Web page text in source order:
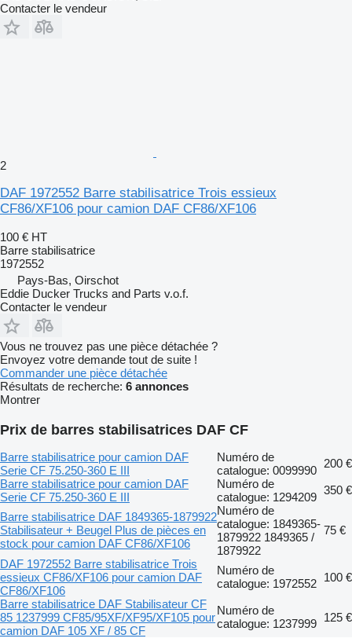
Contacter le vendeur
2
DAF 1972552 Barre stabilisatrice Trois essieux
CF86/XF106 pour camion DAF CF86/XF106
100 € HT
Barre stabilisatrice
1972552
Pays-Bas, Oirschot
Eddie Ducker Trucks and Parts v.o.f.
Contacter le vendeur
Vous ne trouvez pas une pièce détachée ?
Envoyez votre demande tout de suite !
Commander une pièce détachée
Résultats de recherche: 6 annonces
Montrer
Prix de barres stabilisatrices DAF CF
Barre stabilisatrice pour camion DAF
Serie CF 75.250-360 E III
Numéro de
catalogue: 0099990
200 €
Barre stabilisatrice pour camion DAF
Serie CF 75.250-360 E III
Numéro de
catalogue: 1294209
350 €
Barre stabilisatrice DAF 1849365-1879922
Stabilisateur + Beugel Plus de pièces en
stock pour camion DAF CF86/XF106
Numéro de
catalogue: 1849365-
1879922 1849365 /
1879922
75 €
DAF 1972552 Barre stabilisatrice Trois
essieux CF86/XF106 pour camion DAF
CF86/XF106
Numéro de
catalogue: 1972552 100 €
Barre stabilisatrice DAF Stabilisateur CF
85 1237999 CF85/95XF/XF95/XF105 pour
camion DAF 105 XF / 85 CF
Numéro de
catalogue: 1237999 125 €